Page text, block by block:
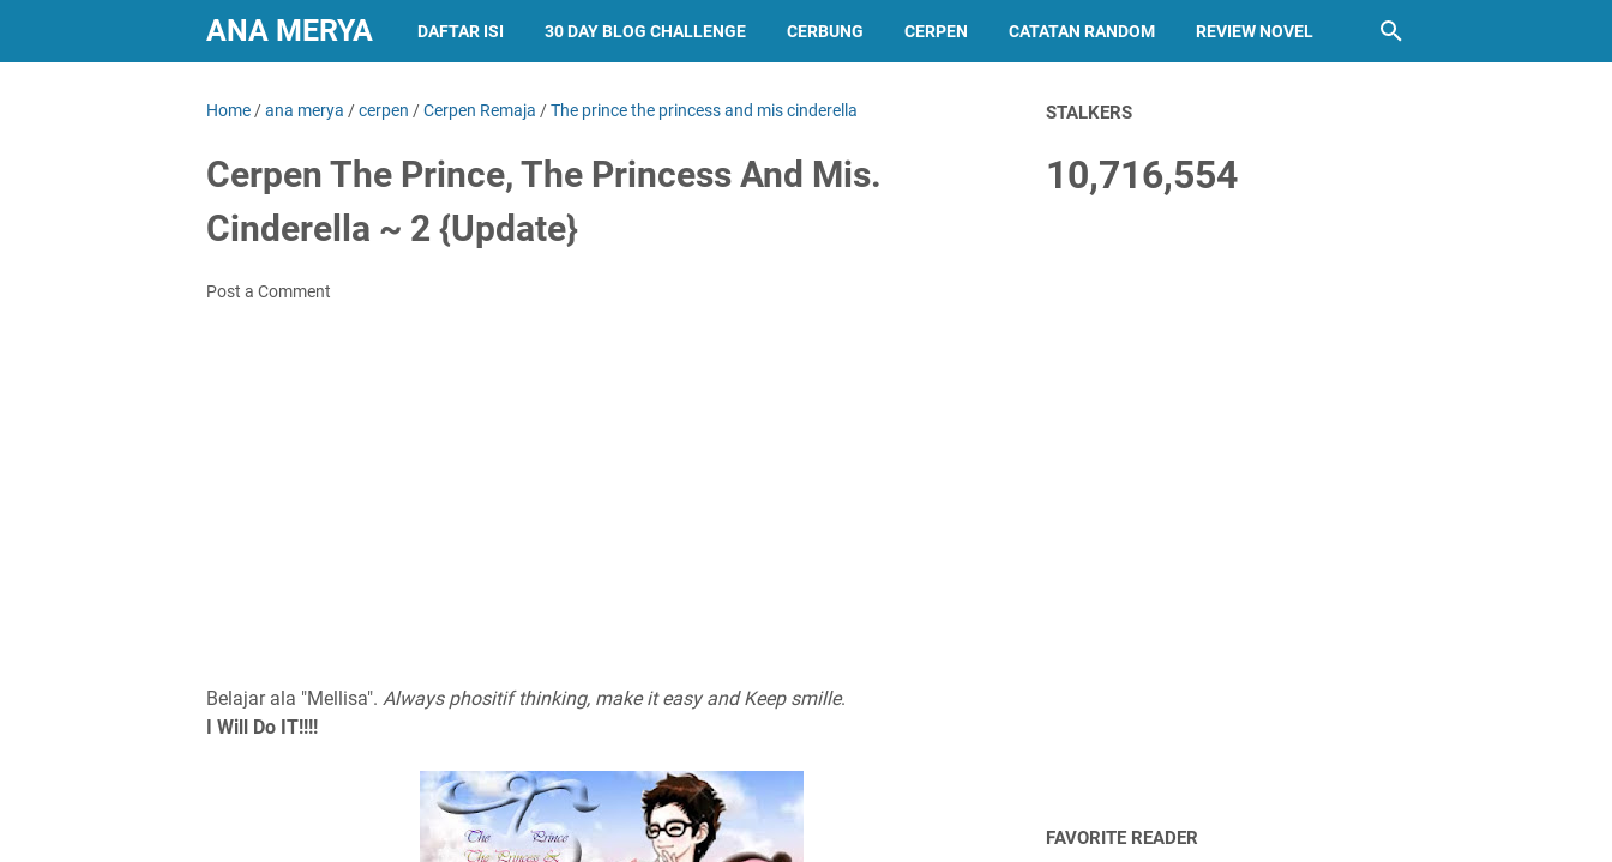
ANA MERYA DAFTAR ISI 30 DAY BLOG CHALLENGE CERBUNG CERPEN CATATAN RANDOM REVIEW NOVEL
Home /ana merya /cerpen /Cerpen Remaja /The prince the princess and mis cinderella
Cerpen The Prince, The Princess And Mis.
Cinderella ~ 2 {Update}
Post a Comment
Belajar ala "Mellisa". Always phositif thinking, make it easy and Keep smille.
I Will Do IT!!!!
STALKERS
10,716,554
FAVORITE READER